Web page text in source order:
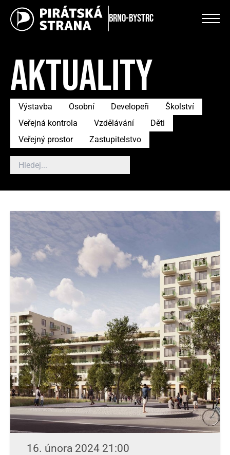
Brno-Bystrc
AKTUALITY
Výstavba Osobní Developeři
Školství
Veřejná kontrola
Vzdělávání
Děti
Veřejný prostor
Zastupitelstvo
16. února 2024 21:00